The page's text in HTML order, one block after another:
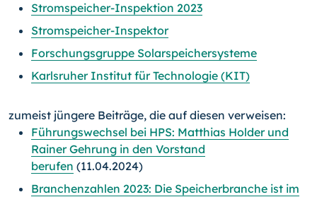
Stromspeicher-Inspektion 2023
Stromspeicher-Inspektor
Forschungsgruppe Solarspeichersysteme
Karlsruher Institut für Technologie (KIT)
zumeist jüngere Beiträge, die auf diesen verweisen:
Führungswechsel bei HPS: Matthias Holder und
Rainer Gehrung in den Vorstand
berufen (11.04.2024)
Branchenzahlen 2023: Die Speicherbranche ist im